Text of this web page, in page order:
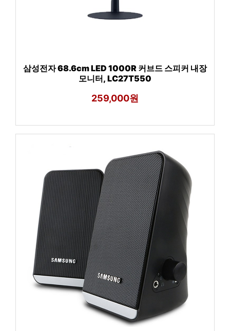
삼성전자 68.6cm LED 1000R 커브드 스피커 내장
모니터, LC27T550
259,000원